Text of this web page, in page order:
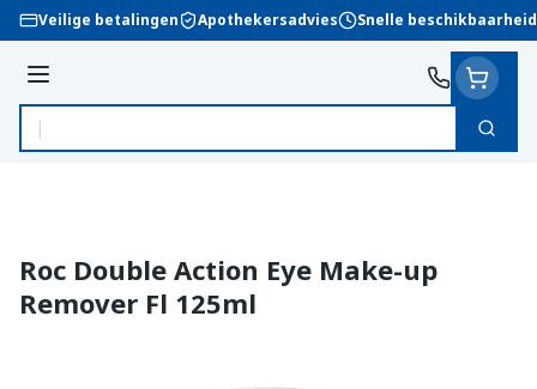
Ga naar de inhoud
Veilige betalingen Apothekersadvies Snelle beschikbaarheid
Menu
Product, merk, categorie...
Zoek
Roc Double Action Eye Make-up
Remover Fl 125ml